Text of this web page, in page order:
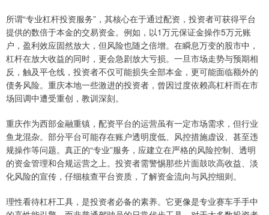
所谓“专业杠杆投资服务”，其核心在于通过配资，投资者可获得平台
提供的数倍于本金的交易资金。例如，以1万元保证金操作5万元账
户，盈利效应固然放大，但风险也随之倍增。在瞬息万变的股市中，
杠杆在放大收益的同时，更会急剧放大亏损。一旦市场走势与预期相
反，触及平仓线，投资者不仅可能损失全部本金，更可能面临额外的
债务风险。重庆本地一些激进的投资者，曾因过度依赖高杠杆而在市
场回调中遭受重创，教训深刻。
重庆作为西部金融重镇，配资平台的运营虽有一定市场需求，但行业
鱼龙混杂。部分平台可能存在账户透明度低、风控措施虚设、甚至违
规操作等问题。真正的“专业”服务，应建立在严格的风险控制、透明
的资金管理和合规运营之上。投资者需警惕那些片面鼓吹高收益、淡
化风险的宣传，仔细核查平台资质，了解资金流向与风控细则。
理性看待杠杆工具，是投资者必备的素养。它更像是专业赛车手手中